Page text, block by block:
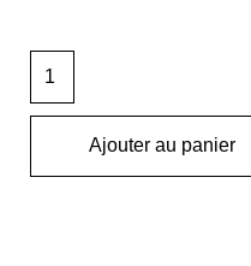
Ajouter au panier